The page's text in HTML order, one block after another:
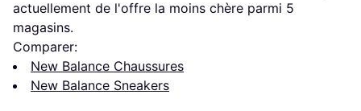
actuellement de l'offre la moins chère parmi 5
magasins.
Comparer:
New Balance Chaussures
New Balance Sneakers